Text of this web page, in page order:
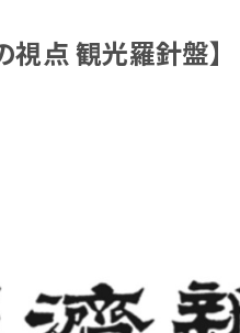
点 観光羅針盤】